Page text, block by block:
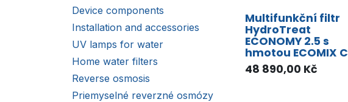
Device components
Installation and accessories
UV lamps for water
Home water filters
Reverse osmosis
Priemyselné reverzné osmózy
Multifunkční filtr
HydroTreat
ECONOMY 2.5 s
hmotou ECOMIX C
48 890,00 Kč